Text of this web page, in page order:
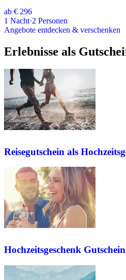
ab € 296
1 Nacht·2 Personen
Angebote entdecken & verschenken
Erlebnisse als
Reisegutschein als
Hochzeitsgeschenk